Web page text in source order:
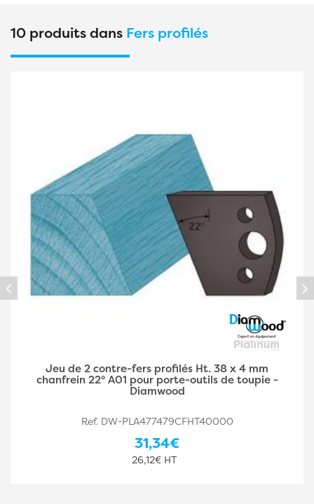
10 produits dans Fers profilés
Jeu de 2 contre-fers profilés Ht. 38 x 4 mm double
congé A03 pour porte-outils de toupie - Diamwood
Ref. DW-PLA477479CFHT40002
31,34€
26,12€ HT